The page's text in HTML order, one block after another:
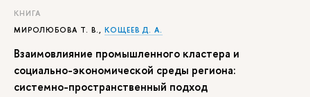
КНИГА
МИРОЛЮБОВА Т. В., КОЩЕЕВ Д. А.
Взаимовлияние промышленного кластера и
социально-экономической среды региона:
системно-пространственный подход